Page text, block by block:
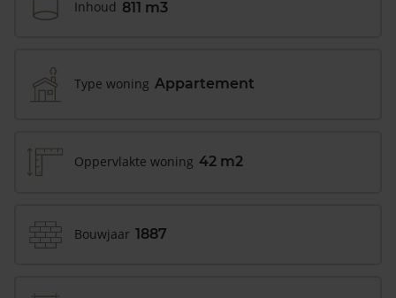
Inhoud 811 m3
Type woning Appartement
Oppervlakte woning 42 m2
Bouwjaar 1887